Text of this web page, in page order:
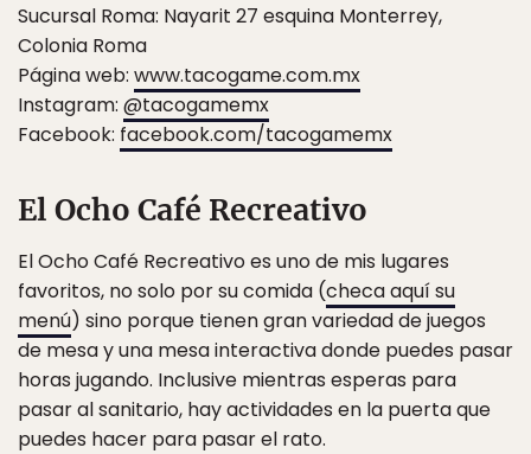
Sucursal Roma: Nayarit 27 esquina Monterrey,
Colonia Roma
Página web: www.tacogame.com.mx
Instagram: @tacogamemx
Facebook: facebook.com/tacogamemx
El Ocho Café Recreativo
El Ocho Café Recreativo es uno de mis lugares
favoritos, no solo por su comida (checa aquí su
menú) sino porque tienen gran variedad de juegos
de mesa y una mesa interactiva donde puedes pasar
horas jugando. Inclusive mientras esperas para
pasar al sanitario, hay actividades en la puerta que
puedes hacer para pasar el rato.